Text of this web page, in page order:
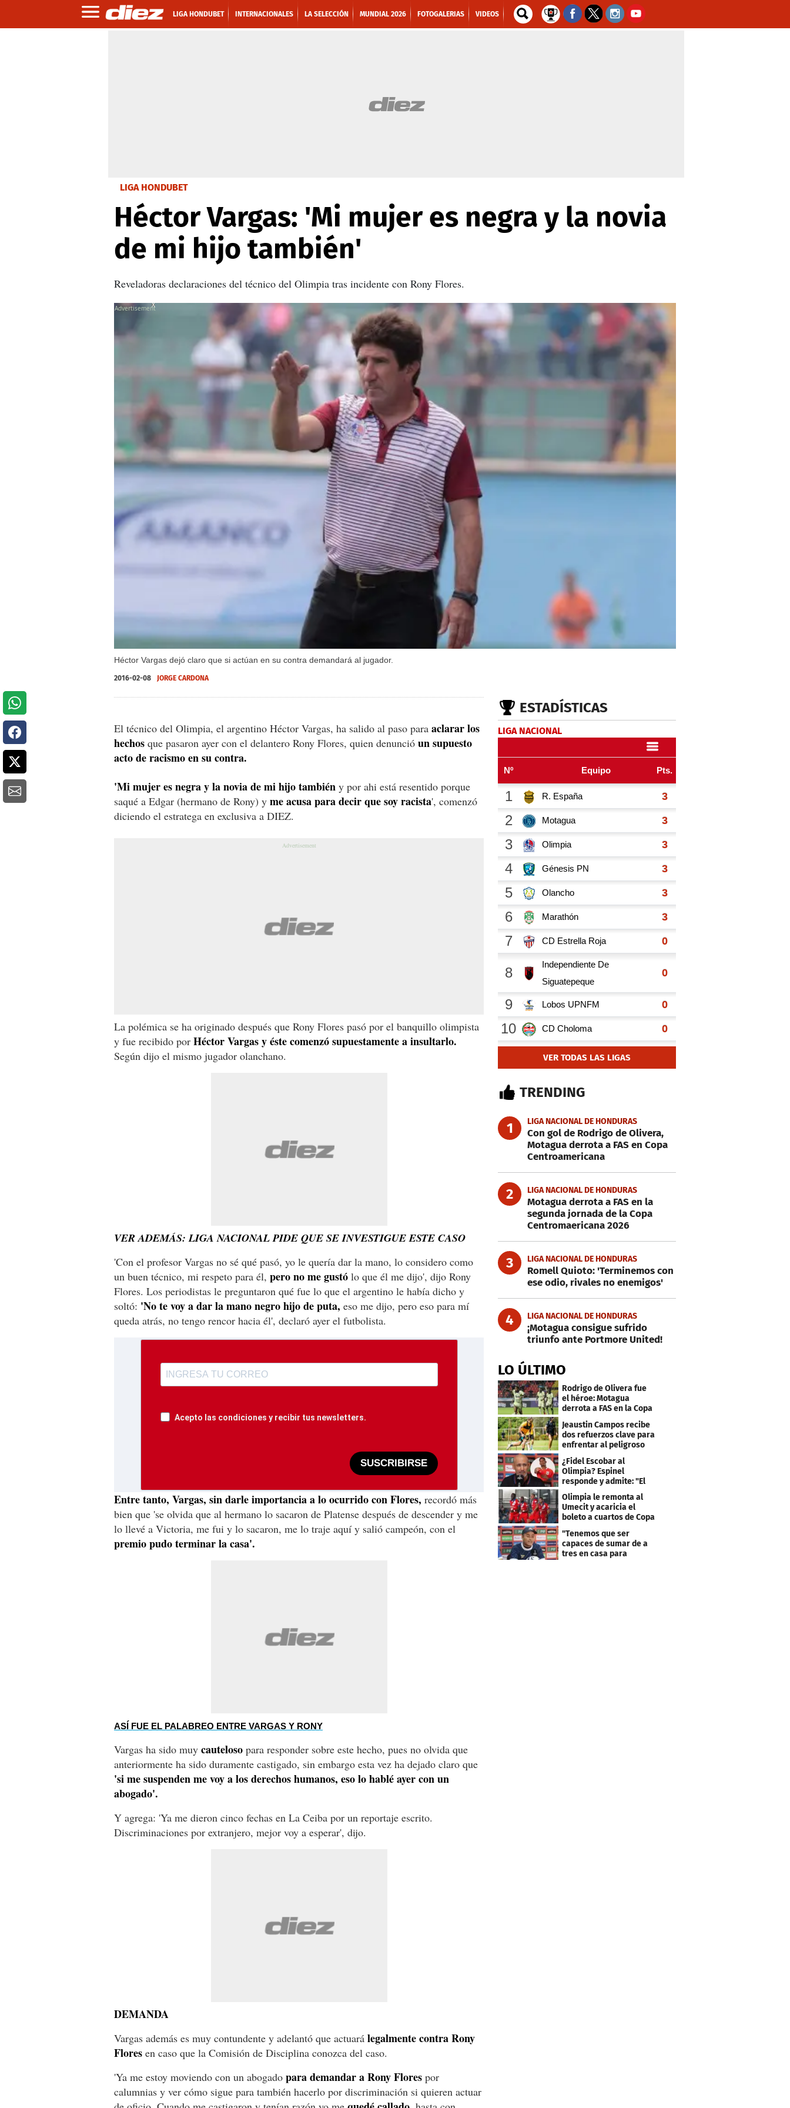
LIGA HONDUBET INTERNACIONALES LA SELECCIÓN MUNDIAL 2026 FOTOGALERIAS VIDEOS
LIGA HONDUBET
Héctor Vargas: 'Mi mujer es negra y la novia
de mi hijo también'
Reveladoras declaraciones del técnico del Olimpia tras incidente con Rony Flores.
Héctor Vargas dejó claro que si actúan en su contra demandará al jugador.
X
2016-02-08 JORGE CARDONA
El técnico del Olimpia, el argentino Héctor Vargas, ha salido al paso para aclarar los
hechos que pasaron ayer con el delantero Rony Flores, quien denunció un supuesto
acto de racismo en su contra.
'Mi mujer es negra y la novia de mi hijo también y por ahi está resentido porque
saqué a Edgar (hermano de Rony) y me acusa para decir que soy racista', comenzó
diciendo el estratega en exclusiva a DIEZ.
La polémica se ha originado después que Rony Flores pasó por el banquillo olimpista
y fue recibido por Héctor Vargas y éste comenzó supuestamente a insultarlo.
Según dijo el mismo jugador olanchano.
VER ADEMÁS: LIGA NACIONAL PIDE QUE SE INVESTIGUE ESTE CASO
'Con el profesor Vargas no sé qué pasó, yo le quería dar la mano, lo considero como
un buen técnico, mi respeto para él, pero no me gustó lo que él me dijo', dijo Rony
Flores. Los periodistas le preguntaron qué fue lo que el argentino le había dicho y
soltó: 'No te voy a dar la mano negro hijo de puta, eso me dijo, pero eso para mí
queda atrás, no tengo rencor hacia él', declaró ayer el futbolista.
Acepto las condiciones y recibir tus newsletters.
SUSCRIBIRSE
Entre tanto, Vargas, sin darle importancia a lo ocurrido con Flores, recordó más
bien que 'se olvida que al hermano lo sacaron de Platense después de descender y me
lo llevé a Victoria, me fui y lo sacaron, me lo traje aquí y salió campeón, con el
premio pudo terminar la casa'.
ASÍ FUE EL PALABREO ENTRE VARGAS Y RONY
Vargas ha sido muy cauteloso para responder sobre este hecho, pues no olvida que
anteriormente ha sido duramente castigado, sin embargo esta vez ha dejado claro que
'si me suspenden me voy a los derechos humanos, eso lo hablé ayer con un
abogado'.
Y agrega: 'Ya me dieron cinco fechas en La Ceiba por un reportaje escrito.
Discriminaciones por extranjero, mejor voy a esperar', dijo.
DEMANDA
Vargas además es muy contundente y adelantó que actuará legalmente contra Rony
Flores en caso que la Comisión de Disciplina conozca del caso.
'Ya me estoy moviendo con un abogado para demandar a Rony Flores por
calumnias y ver cómo sigue para también hacerlo por discriminación si quieren actuar
ESTADÍSTICAS
LIGA NACIONAL
VER TODAS LAS LIGAS
TRENDING
1 LIGA NACIONAL DE HONDURAS
Con gol de Rodrigo de Olivera,
Motagua derrota a FAS en Copa
Centroamericana
2 LIGA NACIONAL DE HONDURAS
Motagua derrota a FAS en la
segunda jornada de la Copa
Centromaericana 2026
3 LIGA NACIONAL DE HONDURAS
Romell Quioto: 'Terminemos con
ese odio, rivales no enemigos'
4 LIGA NACIONAL DE HONDURAS
¡Motagua consigue sufrido
triunfo ante Portmore United!
LO ÚLTIMO
Rodrigo de Olivera fue
el héroe: Motagua
derrota a FAS en la Copa
Centroamericana
Jeaustin Campos recibe
dos refuerzos clave para
enfrentar al peligroso
Génesis FC
¿Fidel Escobar al
Olimpia? Espinel
responde y admite: "El
resultado fue corto"
Olimpia le remonta al
Umecit y acaricia el
boleto a cuartos de Copa
"Tenemos que ser
capaces de sumar de a
tres en casa para